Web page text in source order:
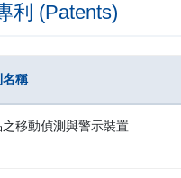
利 (Patents)
名稱
之移動偵測與警示裝置